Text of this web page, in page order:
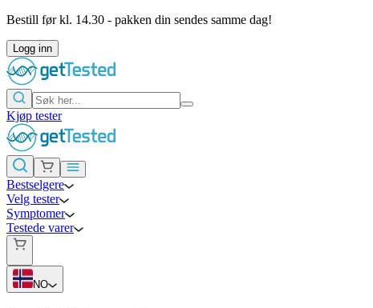
Bestill før kl. 14.30 - pakken din sendes samme dag!
Logg inn
Kjøp tester
Bestselgere
Velg tester
Symptomer
Testede varer
NO